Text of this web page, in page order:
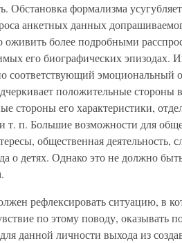
Обстановка формализма
анкетных данных
оживить более подробными
его биографических эпизодах.
соответствующий эмоциональный
положительные стороны
стороны его характеристики,
т. п. Большие возможности для
общественная деятельность,
о детях. Однако это не должно
рефлексировать ситуацию, в
по этому поводу, оказывать
данной личности выхода из